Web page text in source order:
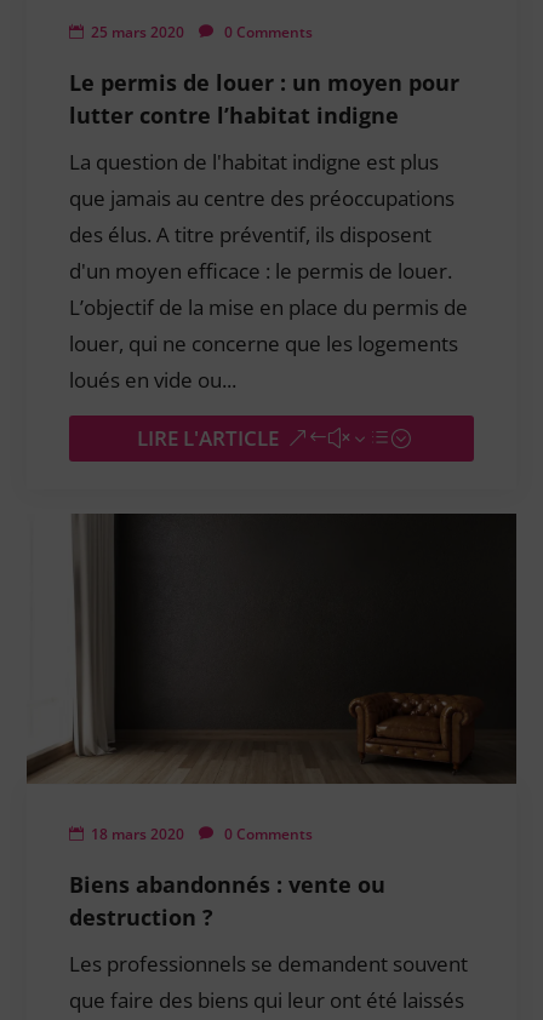
25 mars 2020 0 Comments
Le permis de louer : un moyen pour
lutter contre l’habitat indigne
La question de l'habitat indigne est plus
que jamais au centre des préoccupations
des élus. A titre préventif, ils disposent
d'un moyen efficace : le permis de louer.
L’objectif de la mise en place du permis de
louer, qui ne concerne que les logements
loués en vide ou...
LIRE L'ARTICLE
18 mars 2020 0 Comments
Biens abandonnés : vente ou
destruction ?
Les professionnels se demandent souvent
que faire des biens qui leur ont été laissés